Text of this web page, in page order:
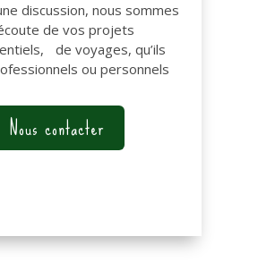
discussion, nous sommes
de vos projets
de voyages, qu’ils
ou personnels
Nous contacter